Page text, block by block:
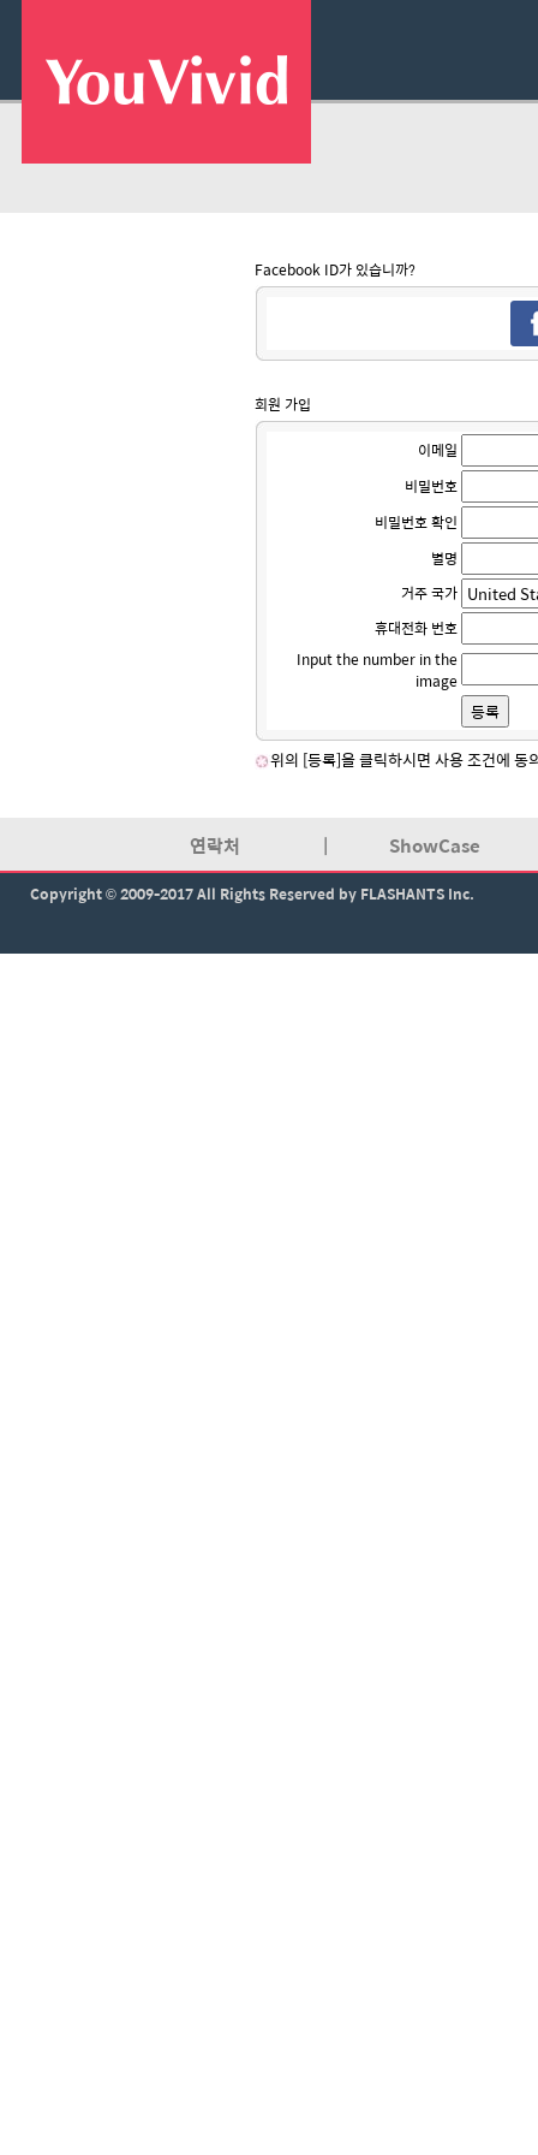
Facebook ID가 있습니까?
회원 가입
이메일
비밀번호
비밀번호 확인
별명
거주 국가
휴대전화 번호
Input the number in the
image
위의 [등록]을 클릭하시면 사용 조건에 동
연락처 | ShowCase
Copyright © 2009-2017 All Rights Reserved by FLASHANTS Inc.